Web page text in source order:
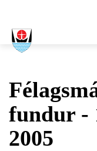
fundur -
2005